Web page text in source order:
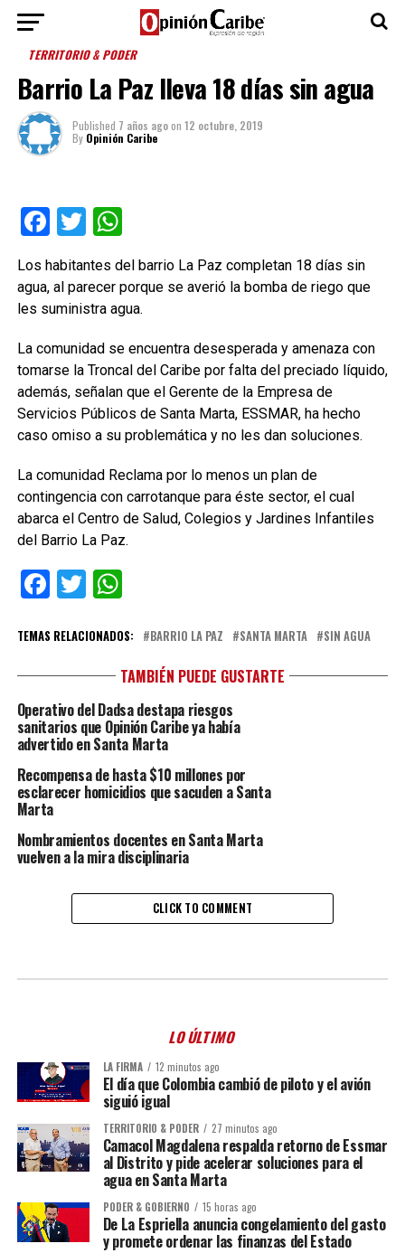
TERRITORIO & PODER
Barrio La Paz lleva 18 días sin agua
Published 7 años agoon 12 octubre, 2019
By Opinión Caribe
Facebook
TwitterWhatsApp
Los habitantes del barrio La Paz completan 18 días sin
agua, al parecer porque se averió la bomba de riego que
les suministra agua.
La comunidad se encuentra desesperada y amenaza con
tomarse la Troncal del Caribe por falta del preciado líquido,
además, señalan que el Gerente de la Empresa de
Servicios Públicos de Santa Marta, ESSMAR, ha hecho
caso omiso a su problemática y no les dan soluciones.
La comunidad Reclama por lo menos un plan de
contingencia con carrotanque para éste sector, el cual
abarca el Centro de Salud, Colegios y Jardines Infantiles
del Barrio La Paz.
Facebook
TwitterWhatsApp
TEMAS RELACIONADOS: BARRIO LA PAZ SANTA MARTA SIN AGUA
TAMBIÉN PUEDE GUSTARTE
Operativo del Dadsa destapa riesgos
sanitarios que Opinión Caribe ya había
advertido en Santa Marta
Recompensa de hasta $10 millones por
esclarecer homicidios que sacuden a Santa
Marta
Nombramientos docentes en Santa Marta
vuelven a la mira disciplinaria
CLICK TO COMMENT
LO ÚLTIMO
LA FIRMA 12 minutos ago
El día que Colombia cambió de piloto y el avión
siguió igual
TERRITORIO & PODER 27 minutos ago
Camacol Magdalena respalda retorno de Essmar
al Distrito y pide acelerar soluciones para el
agua en Santa Marta
PODER & GOBIERNO 15 horas ago
De La Espriella anuncia congelamiento del gasto
y promete ordenar las finanzas del Estado